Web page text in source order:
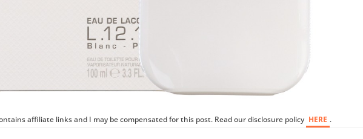
affiliate links and I may be compensated for this post. Read our disclosure policy HERE .